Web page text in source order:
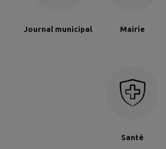
Journal municipal Mairie
Santé